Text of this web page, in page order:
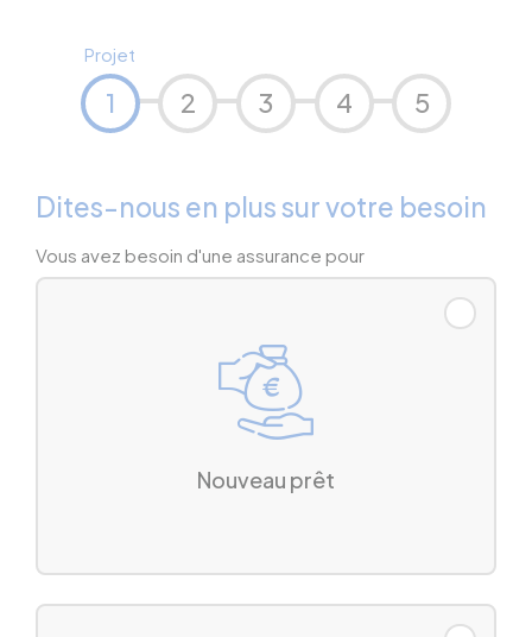
Projet
1 2 3 4 5
Dites-nous en plus sur votre besoin
Vous avez besoin d'une assurance pour
Nouveau prêt